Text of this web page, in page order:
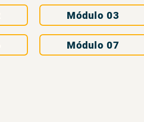
Módulo 03
Módulo 07